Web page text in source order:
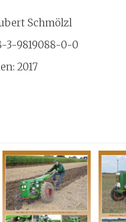
Schmölzl
3-9819088-0-0
2017